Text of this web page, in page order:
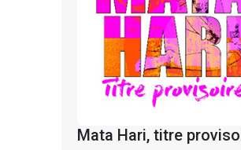
Mata Hari, titre